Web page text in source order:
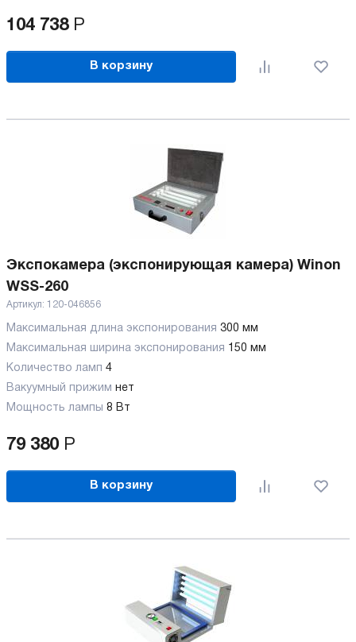
104 738 Р
В корзину
Экспокамера (экспонирующая камера) Winon
WSS-260
Артикул: 120-046856
Максимальная длина экспонирования 300 мм
Максимальная ширина экспонирования 150 мм
Количество ламп 4
Вакуумный прижим нет
Мощность лампы 8 Вт
79 380 Р
В корзину